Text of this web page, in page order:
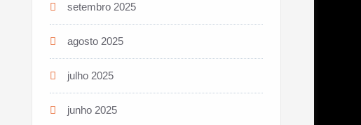
setembro 2025
agosto 2025
julho 2025
junho 2025